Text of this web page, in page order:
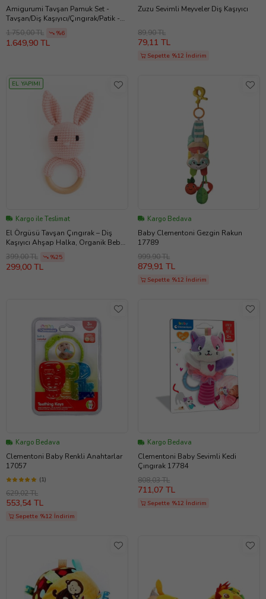
Amigurumi Tavşan Pamuk Set -
Tavşan/Diş Kaşıyıcı/Çıngırak/Patik -
Anatoya (Pembe)
1.750,00 TL %6
1.649,90 TL
Zuzu Sevimli Meyveler Diş Kaşıyıcı
89,90 TL
79,11 TL
Sepette %12 İndirim
EL YAPIMI
Kargo ile Teslimat
El Örgüsü Tavşan Çıngırak – Diş
Kaşıyıcı Ahşap Halka, Organik Bebek
Oyuncağı (A.Pembe)
399,00 TL %25
299,00 TL
Kargo Bedava
Baby Clementoni Gezgin Rakun
17789
999,90 TL
879,91 TL
Sepette %12 İndirim
Kargo Bedava
Clementoni Baby Renkli Anahtarlar
17057
(1)
629,02 TL
553,54 TL
Sepette %12 İndirim
Kargo Bedava
Clementoni Baby Sevimli Kedi
Çıngırak 17784
808,03 TL
711,07 TL
Sepette %12 İndirim